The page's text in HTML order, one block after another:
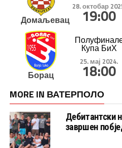
Домаљевац
28. октобар
19:00
Борац
Купа БиХ
25. мај 2024.
18:00
MORE IN ВАТЕРПОЛО
Дебитантски
завршен